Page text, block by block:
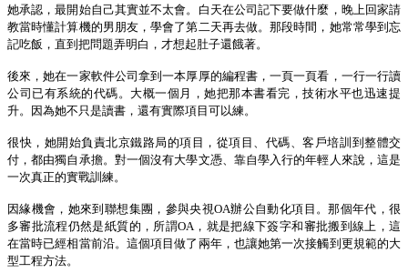
她承認，最開始自己其實並不太會。白天在公司記下要做什麼，晚上回家請
教當時懂計算機的男朋友，學會了第二天再去做。那段時間，她常常學到忘
記吃飯，直到把問題弄明白，才想起肚子還餓著。
後來，她在一家軟件公司拿到一本厚厚的編程書，一頁一頁看，一行一行讀
公司已有系統的代碼。大概一個月，她把那本書看完，技術水平也迅速提
升。因為她不只是讀書，還有實際項目可以練。
很快，她開始負責北京鐵路局的項目，從項目、代碼、客戶培訓到整體交
付，都由獨自 承擔。對一個沒有大學文憑、靠自學入行的年輕人來說，這是
一次真正的實戰訓練。
因緣機會 ，她來到 聯想集團 ，參與央視OA辦公自動化項目。那個年代，很
多審批流程仍然是紙質的，所謂OA，就是把線下簽字和審批搬到線上 ，這
在當時已經相當前沿。這個項目做了兩年，也讓她第一次接觸到更規範的大
型工程方法。